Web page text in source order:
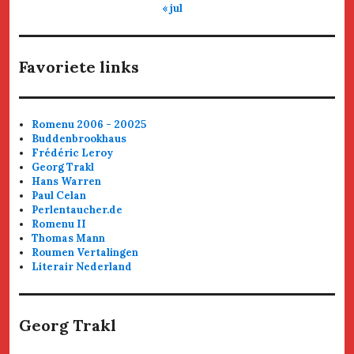
« jul
Favoriete links
Romenu 2006 - 20025
Buddenbrookhaus
Frédéric Leroy
Georg Trakl
Hans Warren
Paul Celan
Perlentaucher.de
Romenu II
Thomas Mann
Roumen Vertalingen
Literair Nederland
Georg Trakl